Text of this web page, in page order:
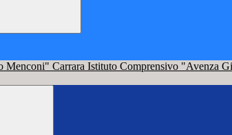
Istituto Comprensivo "Avenza